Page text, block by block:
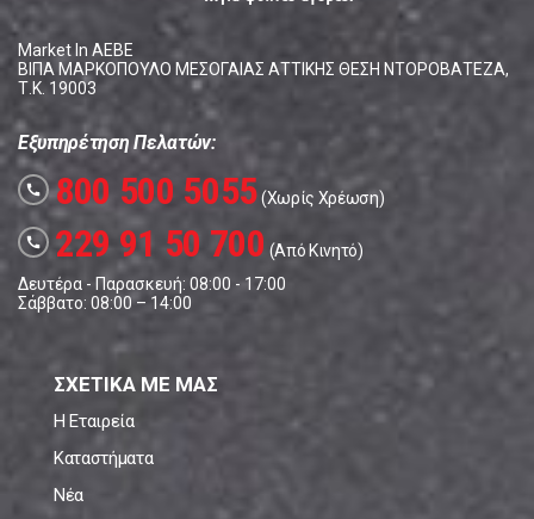
Market In ΑΕΒΕ
ΒΙΠΑ ΜΑΡΚΟΠΟΥΛΟ ΜΕΣΟΓΑΙΑΣ ΑΤΤΙΚΗΣ ΘΕΣΗ ΝΤΟΡΟΒΑΤΕΖΑ,
Τ.Κ. 19003
Εξυπηρέτηση Πελατών:
call 800 500 5055(Χωρίς Χρέωση)
call 229 91 50 700 (Από Κινητό)
Δευτέρα - Παρασκευή: 08:00 - 17:00
Σάββατο: 08:00 – 14:00
ΣΧΕΤΙΚΑ ΜΕ ΜΑΣ
Η Εταιρεία
Καταστήματα
Νέα